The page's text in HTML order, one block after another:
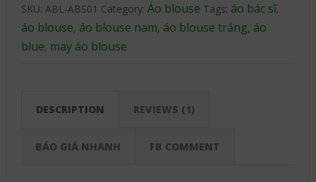
SKU: ABL-ABS01 Category: Áo blouse Tags: áo bác sĩ,
áo blouse, áo blouse nam, áo blouse trắng, áo
blue, may áo blouse
DESCRIPTION REVIEWS (1)
BÁO GIÁ NHANH FB COMMENT